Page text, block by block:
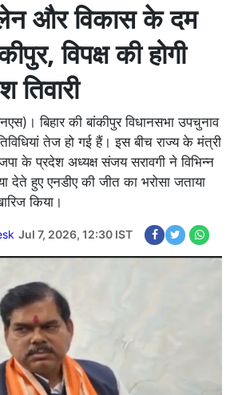
और विकास के दम
विपक्ष की होगी
तिवारी
बिहार की बांकीपुर विधानसभा उपचुनाव
तेज हो गई हैं। इस बीच राज्य के मंत्री
के प्रदेश अध्यक्ष संजय सरावगी ने विभिन्न
देते हुए एनडीए की जीत का भरोसा जताया
किया।
Jul 7, 2026, 12:30 IST